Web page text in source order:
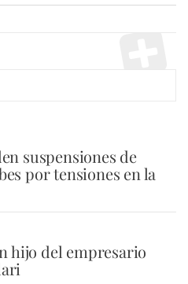
suspensiones de
por tensiones en la
hijo del empresario